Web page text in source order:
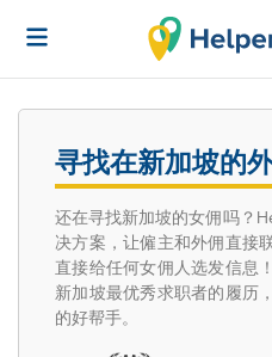
寻找在新加坡的
还在寻找新加坡的女佣吗？
决方案，让僱主和外佣直接
直接给任何女佣人选发信息
新加坡最优秀求职者的履历
的好帮手。